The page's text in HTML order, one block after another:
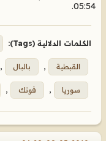
05:54
.
الكلمات الدلالية (Tags):
القبطية , بالبال ,
سوريا , فوتك ,